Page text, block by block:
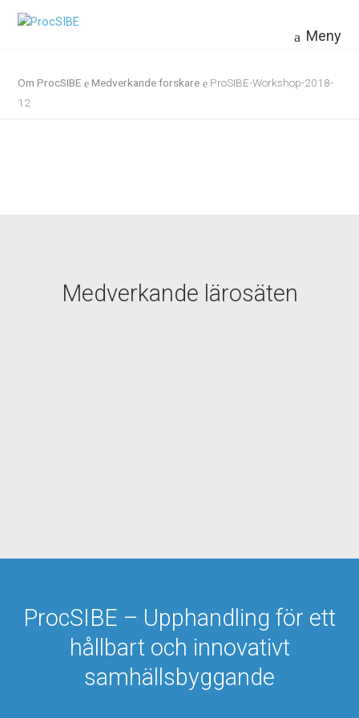
Meny
Om ProcSIBE Medverkande forskare
ProSIBE-Workshop-2018-
12
Medverkande lärosäten
ProcSIBE – Upphandling för ett
hållbart och innovativt
samhällsbyggande